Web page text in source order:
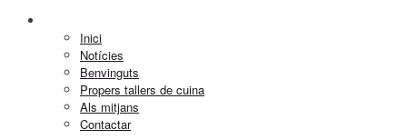
Inici
Notícies
Benvinguts
Propers tallers de cuina
Als mitjans
Contactar